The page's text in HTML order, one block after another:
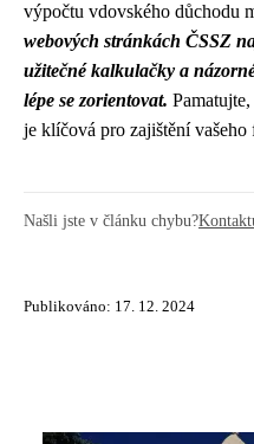
výpočtu vdovského důchodu
webových stránkách ČSSZ
užitečné kalkulačky a
lépe se zorientovat.
je klíčová pro zajištění vašeho
Našli jste v článku chybu?
Publikováno: 17. 12. 2024